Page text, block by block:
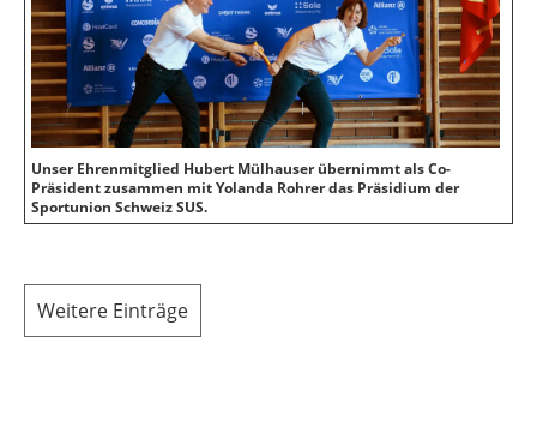
Unser Ehrenmitglied Hubert Mülhauser übernimmt als Co-
Präsident zusammen mit Yolanda Rohrer das Präsidium der
Sportunion Schweiz SUS.
Weitere Einträge